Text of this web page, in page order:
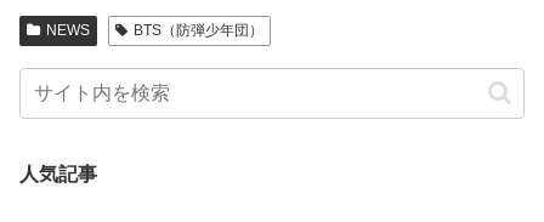
NEWS BTS（防弾少年団）
人気記事